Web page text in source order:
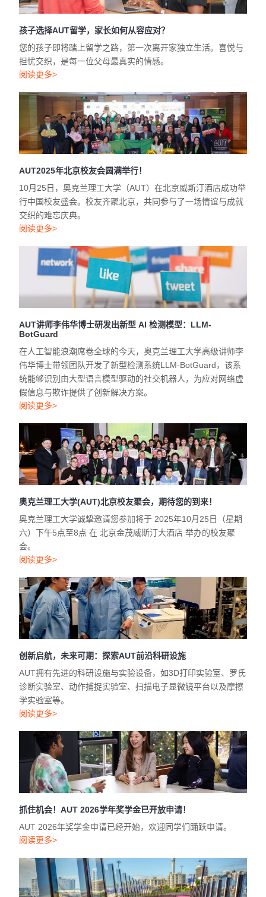
孩子选择AUT留学，家长如何从容应对？
您的孩子即将踏上留学之路，第一次离开家独立生活。喜悦与
担忧交织，是每一位父母最真实的情感。
阅读更多>
AUT2025年北京校友会圆满举行！
10月25日，奥克兰理工大学（AUT）在北京威斯汀酒店成功举
行中国校友盛会。校友齐聚北京，共同参与了一场情谊与成就
交织的难忘庆典。
阅读更多>
AUT讲师李伟华博士研发出新型 AI 检测模型：LLM-
BotGuard
在人工智能浪潮席卷全球的今天，奥克兰理工大学高级讲师李
伟华博士带领团队开发了新型检测系统LLM-BotGuard，该系
统能够识别由大型语言模型驱动的社交机器人，为应对网络虚
假信息与欺诈提供了创新解决方案。
阅读更多>
奥克兰理工大学(AUT)北京校友聚会，期待您的到来！
奥克兰理工大学诚挚邀请您参加将于 2025年10月25日（星期
六）下午5点至8点 在 北京金茂威斯汀大酒店 举办的校友聚
会。
阅读更多>
创新启航，未来可期：探索AUT前沿科研设施
AUT拥有先进的科研设施与实验设备，如3D打印实验室、罗氏
诊断实验室、动作捕捉实验室、扫描电子显微镜平台以及摩擦
学实验室等。
阅读更多>
抓住机会！AUT 2026学年奖学金已开放申请！
AUT 2026年奖学金申请已经开始，欢迎同学们踊跃申请。
阅读更多>